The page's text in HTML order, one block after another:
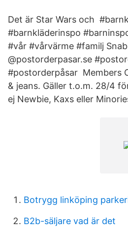
Det är Star Wars och
#barnkläderinspo
#vår #vårvärme #familj
@postorderpasar.se
#postorderpåsar Members
& jeans. Gäller t.o.m. 28/4
ej Newbie, Kaxs eller
Botrygg linköping
B2b-säljare vad är det